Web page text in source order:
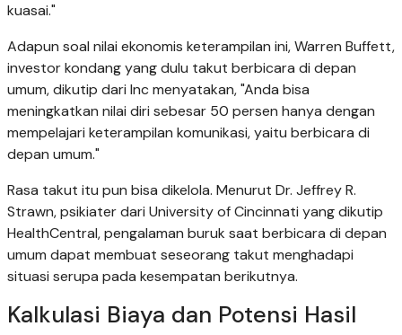
kuasai."
Adapun soal nilai ekonomis keterampilan ini, Warren Buffett,
investor kondang yang dulu takut berbicara di depan
umum, dikutip dari Inc menyatakan, "Anda bisa
meningkatkan nilai diri sebesar 50 persen hanya dengan
mempelajari keterampilan komunikasi, yaitu berbicara di
depan umum."
Rasa takut itu pun bisa dikelola. Menurut Dr. Jeffrey R.
Strawn, psikiater dari University of Cincinnati yang dikutip
HealthCentral, pengalaman buruk saat berbicara di depan
umum dapat membuat seseorang takut menghadapi
situasi serupa pada kesempatan berikutnya.
Kalkulasi Biaya dan Potensi Hasil